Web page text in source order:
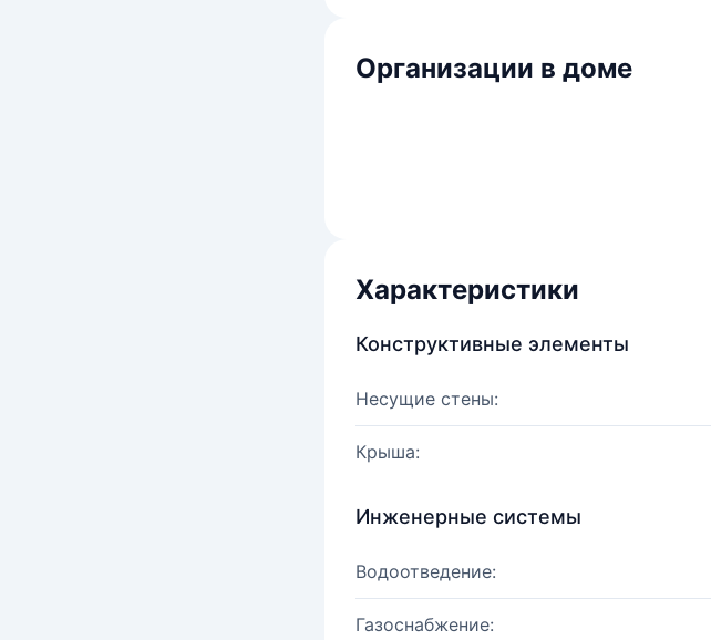
Организации в доме
Характеристики
Конструктивные элементы
Несущие стены:
Крыша:
Инженерные системы
Водоотведение:
Газоснабжение: